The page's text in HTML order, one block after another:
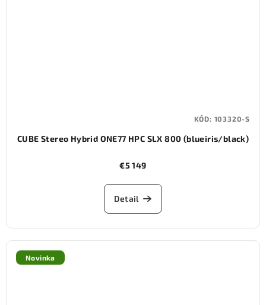
CUBE Stereo Hybrid ONE77 HPC SLX 800 (blueiris/black)
€5 149
Detail
KÓD: 103320-S
Novinka